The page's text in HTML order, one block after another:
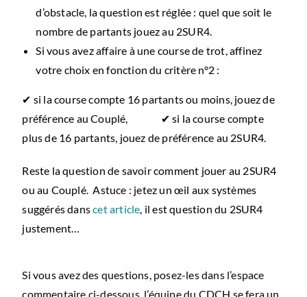
d’obstacle, la question est réglée : quel que soit le
nombre de partants jouez au 2SUR4.
Si vous avez affaire à une course de trot, affinez
votre choix en fonction du critère n°2 :
✔ si la course compte 16 partants ou moins, jouez de
préférence au Couplé,
✔ si la course compte
plus de 16 partants, jouez de préférence au 2SUR4.
Reste la question de savoir comment jouer au 2SUR4
ou au Couplé. Astuce : jetez un œil aux systèmes
suggérés danscet article , il est question du 2SUR4
justement…
Si vous avez des questions, posez-les dans l’espace
commentaire ci-dessous, l’équipe du CDCH se fera un